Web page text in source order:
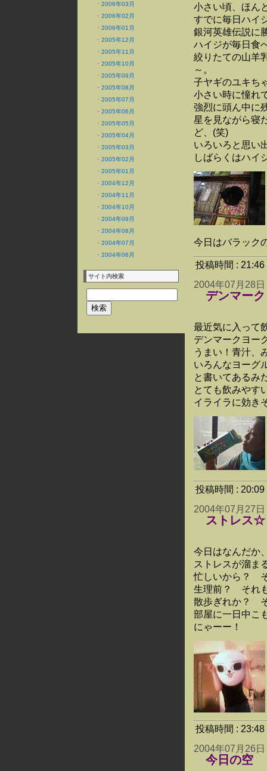
・ 2006年03月
・ 2006年02月
・ 2006年01月
・ 2005年12月
・ 2005年11月
・ 2005年10月
・ 2005年09月
・ 2005年08月
・ 2005年07月
・ 2005年06月
・ 2005年05月
・ 2005年04月
・ 2005年03月
・ 2005年02月
・ 2005年01月
・ 2004年12月
・ 2004年11月
・ 2004年10月
・ 2004年09月
・ 2004年08月
・ 2004年07月
・ 2004年06月
サイト内検索
小さい頃、ほん
すでに毎日ハイ
銀河英雄伝説に
ハイジが毎日食
絞りたての山羊
～。
子ヤギのユキち
小さい時に憧れ
強烈に頭ん中に
星を見ながら寝
ど、(笑)
いろいろと思い
しばらくはハイ
今日はバラック
投稿時間 :
2004年07月28日
デンマー
最近気に入って
デンマークヨー
うまい！青汁、
いろんなヨーグ
と書いてあるみ
とても飲みやす
イライラに効き
投稿時間 :
2004年07月27日
ストレス☆
今日はなんだか
ストレスが溜ま
忙しいから？
生理前？ それ
散歩ぎれか？
部屋に一日中こ
にゃーー！
投稿時間 :
2004年07月26日
今日の空